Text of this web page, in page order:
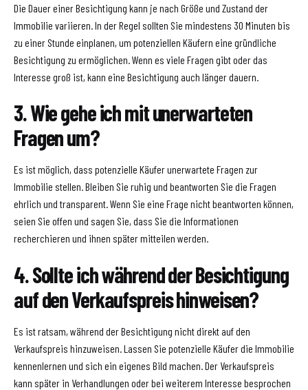
Die Dauer einer Besichtigung kann je nach Größe und Zustand der
Immobilie variieren. In der Regel sollten Sie mindestens 30 Minuten bis
zu einer Stunde einplanen, um potenziellen Käufern eine gründliche
Besichtigung zu ermöglichen. Wenn es viele Fragen gibt oder das
Interesse groß ist, kann eine Besichtigung auch länger dauern.
3. Wie gehe ich mit unerwarteten
Fragen um?
Es ist möglich, dass potenzielle Käufer unerwartete Fragen zur
Immobilie stellen. Bleiben Sie ruhig und beantworten Sie die Fragen
ehrlich und transparent. Wenn Sie eine Frage nicht beantworten können,
seien Sie offen und sagen Sie, dass Sie die Informationen
recherchieren und ihnen später mitteilen werden.
4. Sollte ich während der Besichtigung
auf den Verkaufspreis hinweisen?
Es ist ratsam, während der Besichtigung nicht direkt auf den
Verkaufspreis hinzuweisen. Lassen Sie potenzielle Käufer die Immobilie
kennenlernen und sich ein eigenes Bild machen. Der Verkaufspreis
kann später in Verhandlungen oder bei weiterem Interesse besprochen